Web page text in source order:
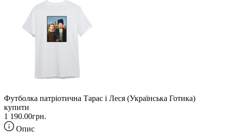
Футболка патріотична Тарас і Леся (Українська Готика)
купити
1 190.00грн.
Опис